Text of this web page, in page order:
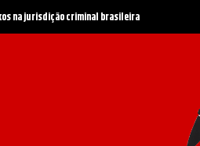
na jurisdição criminal brasileira